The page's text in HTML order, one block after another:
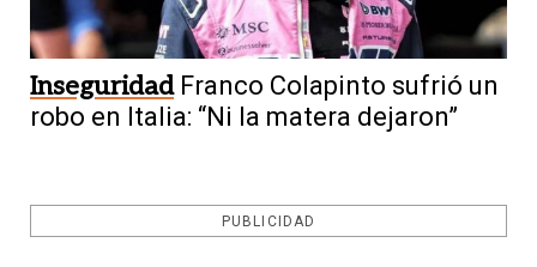
Inseguridad Franco Colapinto sufrió un
robo en Italia: “Ni la matera dejaron”
PUBLICIDAD